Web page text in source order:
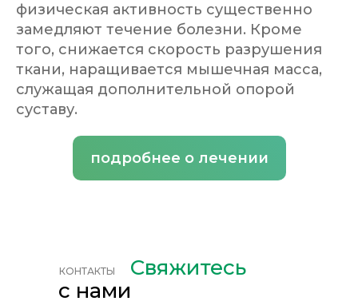
физическая активность существенно
замедляют течение болезни. Кроме
того, снижается скорость разрушения
ткани, наращивается мышечная масса,
служащая дополнительной опорой
суставу.
подробнее о лечении
Свяжитесь
с нами
КОНТАКТЫ